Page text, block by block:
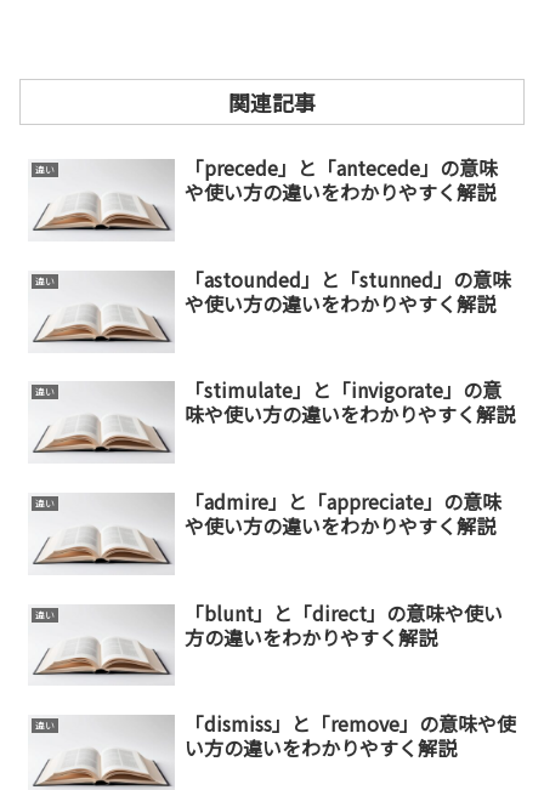
関連記事
違い
「precede」と「antecede」の意味
や使い方の違いをわかりやすく解説
違い
「astounded」と「stunned」の意味
や使い方の違いをわかりやすく解説
違い
「stimulate」と「invigorate」の意
味や使い方の違いをわかりやすく解説
違い
「admire」と「appreciate」の意味
や使い方の違いをわかりやすく解説
違い
「blunt」と「direct」の意味や使い
方の違いをわかりやすく解説
違い
「dismiss」と「remove」の意味や使
い方の違いをわかりやすく解説